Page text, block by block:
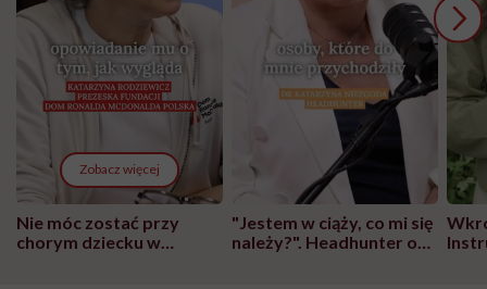
Zobacz więcej
Nie móc zostać przy
chorym dziecku w
"Jestem w ciąży, co mi się
należy?". Headhunter o